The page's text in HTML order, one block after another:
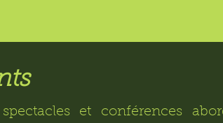
et conférences